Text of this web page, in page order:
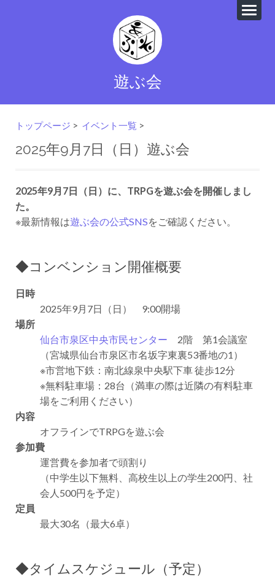
遊ぶ会
トップページ > イベント一覧 >
2025年9月7日（日）遊ぶ会
2025年9月7日（日）に、TRPGを遊ぶ会を開催しまし
た。
※最新情報は遊ぶ会の公式SNSをご確認ください。
◆コンベンション開催概要
日時
2025年9月7日（日） 9:00開場
場所
仙台市泉区中央市民センター 2階 第1会議室
（宮城県仙台市泉区市名坂字東裏53番地の1）
※市営地下鉄：南北線泉中央駅下車 徒歩12分
※無料駐車場：28台（満車の際は近隣の有料駐車
場をご利用ください）
内容
オフラインでTRPGを遊ぶ会
参加費
運営費を参加者で頭割り
（中学生以下無料、高校生以上の学生200円、社
会人500円を予定）
定員
最大30名（最大6卓）
◆タイムスケジュール（予定）